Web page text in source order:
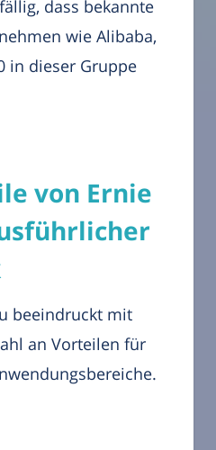
dass bekannte
wie Alibaba,
in dieser Gruppe
von Ernie
beeindruckt mit
an Vorteilen für